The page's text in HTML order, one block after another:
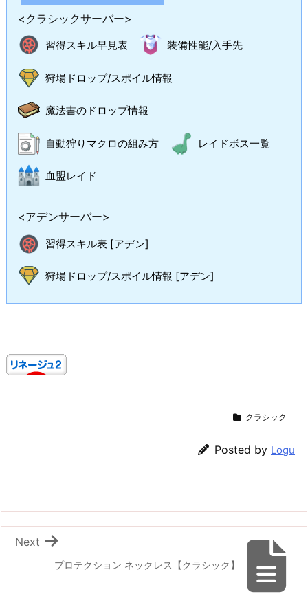
<クラシックサーバー>
習得スキル早見表 装備性能/入手先
狩場ドロップ/スポイル情報
魔法書のドロップ情報
自動狩りマクロの組み方 レイドボス一覧
血盟レイド
<アデンサーバー>
習得スキル表 [アデン]
狩場ドロップ/スポイル情報 [アデン]
クラシック
Posted by Logu
プロテクション ネックレス【クラシック】
Next